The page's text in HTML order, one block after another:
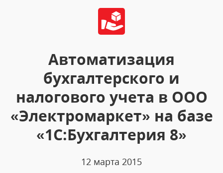
Автоматизация
бухгалтерского и
налогового учета в ООО
«Электромаркет» на базе
«1С:Бухгалтерия 8»
12 марта 2015